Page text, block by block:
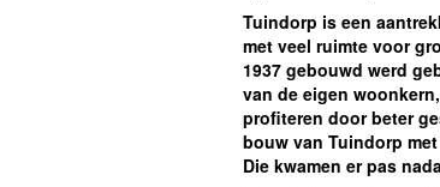
Tuindorp is een
met veel ruimte voor
1937 gebouwd werd
van de eigen
profiteren door beter
bouw van Tuindorp
Die kwamen er pas